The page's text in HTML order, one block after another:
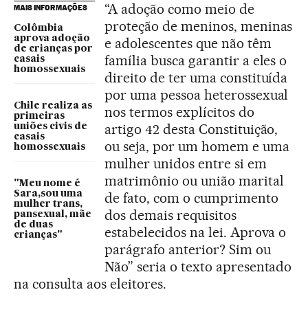
MAIS INFORMAÇÕES
Colômbia
aprova adoção
de crianças por
casais
homossexuais
Chile realiza as
primeiras
uniões civis de
casais
homossexuais
"Meu nome é
Sara,sou uma
mulher trans,
pansexual, mãe
de duas
crianças"
“A adoção como meio de
proteção de meninos, meninas
e adolescentes que não têm
família busca garantir a eles o
direito de ter uma constituída
por uma pessoa heterossexual
nos termos explícitos do
artigo 42 desta Constituição,
ou seja, por um homem e uma
mulher unidos entre si em
matrimônio ou união marital
de fato, com o cumprimento
dos demais requisitos
estabelecidos na lei. Aprova o
parágrafo anterior? Sim ou
Não” seria o texto apresentado
na consulta aos eleitores.